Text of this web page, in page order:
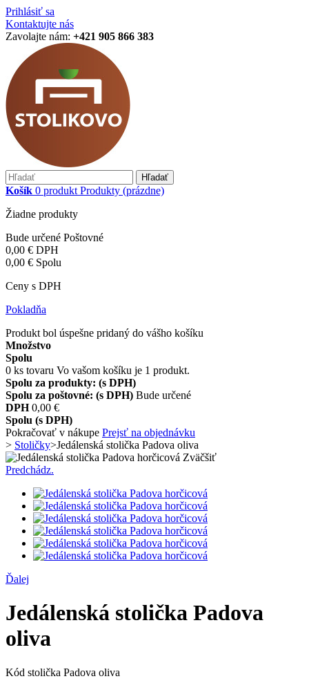
Prihlásiť sa
Kontaktujte nás
Zavolajte nám: +421 905 866 383
Hľadať
Košík 0 produkt Produkty (prázdne)
Žiadne produkty
Bude určené Poštovné
0,00 € DPH
0,00 € Spolu
Ceny s DPH
Pokladňa
Produkt bol úspešne pridaný do vášho košíku
Množstvo
Spolu
0 ks tovaru Vo vašom košíku je 1 produkt.
Spolu za produkty: (s DPH)
Spolu za poštovné: (s DPH) Bude určené
DPH 0,00 €
Spolu (s DPH)
Pokračovať v nákupe Prejsť na objednávku
> Stoličky>Jedálenská stolička Padova oliva
Zväčšiť
Predchádz.
Ďalej
Jedálenská stolička Padova
oliva
Kód stolička Padova oliva